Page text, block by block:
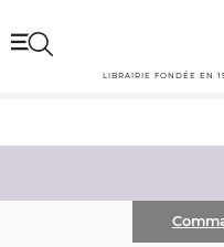
LIBRAIRIE FONDÉE EN